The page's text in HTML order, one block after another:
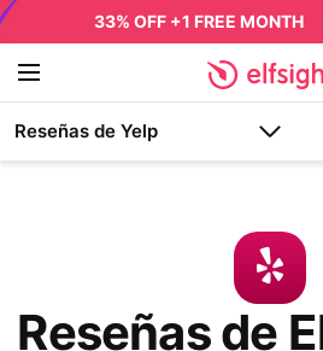
33% OFF +1 FREE MONTH
Reseñas de Yelp
Reseñas de